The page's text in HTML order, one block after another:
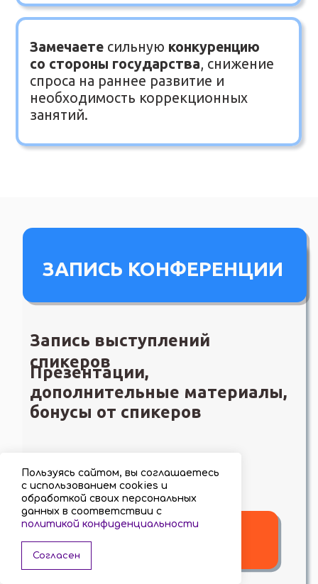
Пользуясь сайтом, вы соглашаетесь
с использованием cookies и
обработкой своих персональных
данных в соответствии с
политикой конфиденциальности
Согласен